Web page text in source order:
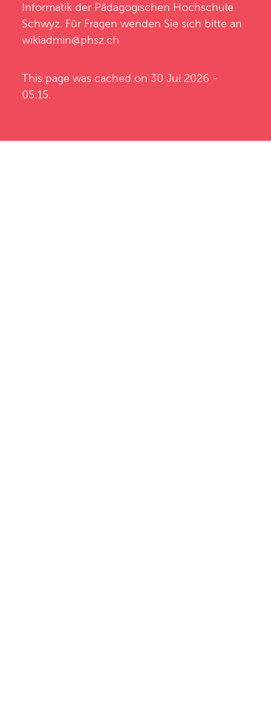
Informatik der Pädagogischen Hochschule
Schwyz . Für Fragen wenden Sie sich bitte an
wikiadmin@phsz.ch
This page was cached on 30 Jul 2026 -
05:15.